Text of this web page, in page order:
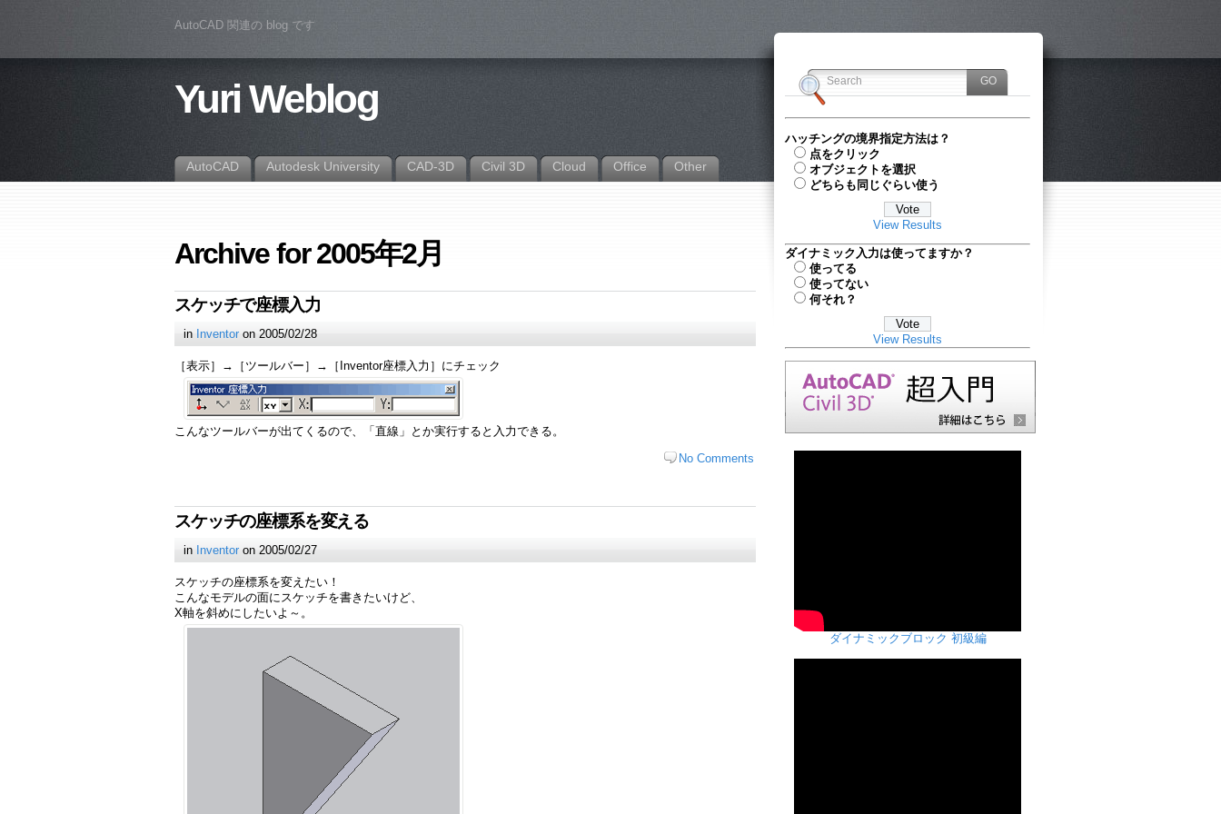
AutoCAD 関連の blog です
Yuri Weblog
AutoCAD Autodesk University CAD-3D Civil 3D Cloud Office Other
Archive for 2005年2月
スケッチで座標入力
in Inventor on 2005/02/28
［表示］→［ツールバー］→［Inventor座標入力］にチェック
こんなツールバーが出てくるので、「直線」とか実行すると入力できる。
No Comments
スケッチの座標系を変える
in Inventor on 2005/02/27
スケッチの座標系を変えたい！
こんなモデルの面にスケッチを書きたいけど、
X軸を斜めにしたいよ～。
ハッチングの境界指定方法は？
点をクリック
オブジェクトを選択
どちらも同じぐらい使う
View Results
ダイナミック入力は使ってますか？
使ってる
使ってない
何それ？
View Results
ダイナミックブロック 初級編